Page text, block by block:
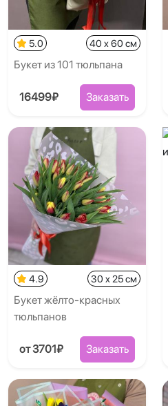
5.0 40 x 60 см
Букет из 101 тюльпана
16499₽ Заказать
4.9 30 x 25 см
Букет жёлто-красных
тюльпанов
от 3701₽ Заказать